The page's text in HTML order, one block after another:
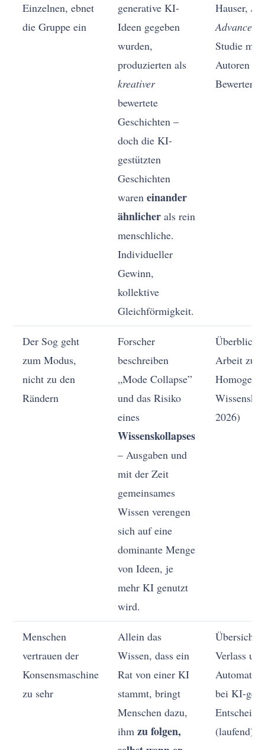
Einzelnen, ebnet
die Gruppe ein
generative KI-
Ideen gegeben
wurden,
produzierten als
kreativer
bewertete
Geschichten –
doch die KI-
gestützten
Geschichten
wareneinander
ähnlicher als rein
menschliche.
Individueller
Gewinn,
kollektive
Gleichförmigkeit.
Hauser,
Advances
Studie mit
Autoren +
Bewertern
Der Sog geht
zum Modus,
nicht zu den
Rändern
Forscher
beschreiben
„Mode Collapse”
und das Risiko
eines
Wissenskollapses
– Ausgaben und
mit der Zeit
gemeinsames
Wissen verengen
sich auf eine
dominante Menge
von Ideen, je
mehr KI genutzt
wird.
Arbeit zu
2026)
Menschen
vertrauen der
Konsensmaschine
zu sehr
Allein das
Wissen, dass ein
Rat von einer KI
stammt, bringt
Menschen dazu,
ihmzu folgen,
Verlass und
bei KI-
(laufend)